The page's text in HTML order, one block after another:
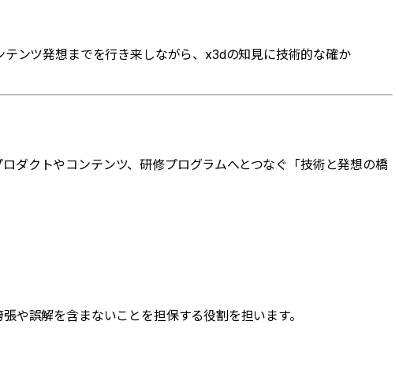
ンツ発想までを行き来しながら、x3dの知見に技術的な確か
ダクトやコンテンツ、研修プログラムへとつなぐ「技術と発想の橋
誤解を含まないことを担保する役割を担います。